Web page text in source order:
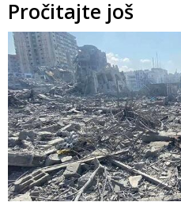
Pročitajte još